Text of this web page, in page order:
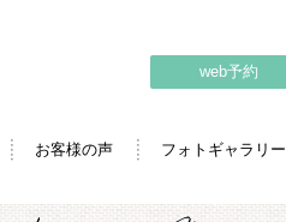
お客様の声 フォトギャラリー
web予約